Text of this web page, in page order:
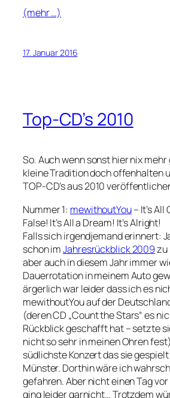
(mehr …)
17. Januar 2016
Top-CD’s 2010
So. Auch wenn sonst hier nix
kleine Tradition doch offenhalten
TOP-CD’s aus 2010
Nummer 1: mewithoutYou– It’s All
False! It’s All a Dream! It’s Alright!
Falls sich irgendjemand erinnert:
schon imJahresrückblick 2009zu
aber auch in diesem Jahr immer
Dauerrotation in meinem Auto
ärgerlich war leider dass ich es
mewithoutYou auf der
(deren CD „Count the Stars“ es
Rückblick geschafft hat – setzte
nicht so sehr in meinen Ohren
südlichste Konzert das sie
Münster. Dorthin wäre ich
gefahren. Aber nicht einen Tag
ging leider garnicht… Trotzdem